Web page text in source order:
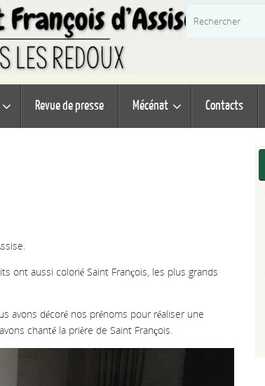
Revue de presse Mécénat Contacts
ont aussi colorié Saint François, les plus grands
avons décoré nos prénoms pour réaliser une
chanté la prière de Saint François.